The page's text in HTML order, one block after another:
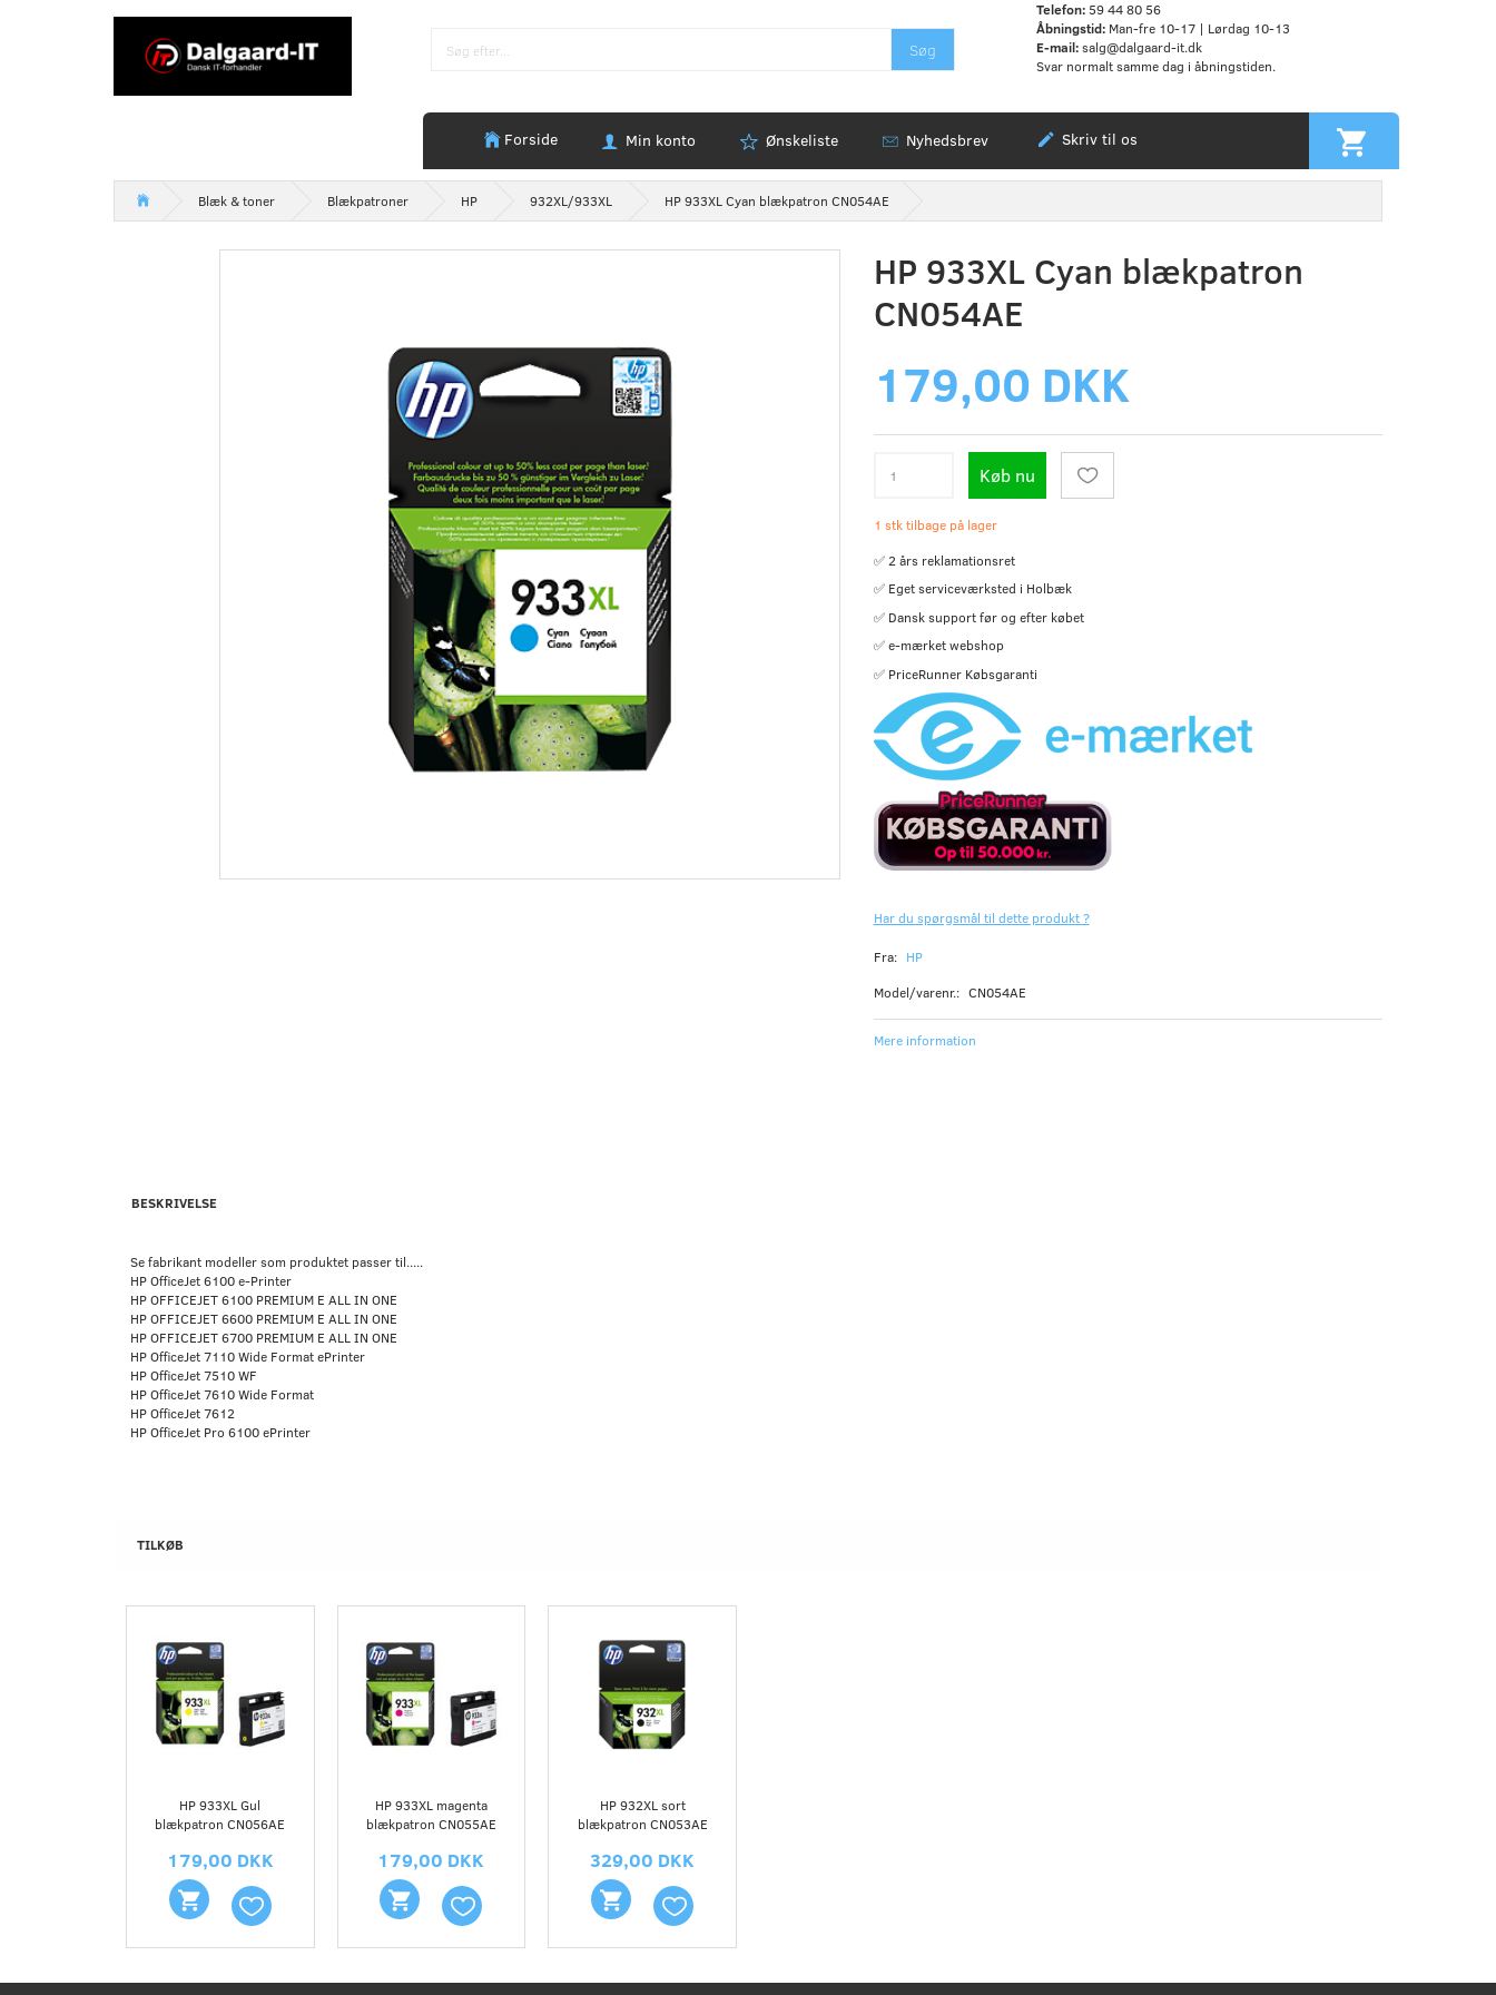
Søg
Telefon: 59 44 80 56
Åbningstid:Man-fre 10-17 | Lørdag 10-13
E-mail: salg@dalgaard-it.dk
Svar normalt samme dag i åbningstiden.
Forside Min konto Ønskeliste Nyhedsbrev Skriv til os
Blæk & toner Blækpatroner HP 932XL/933XL HP 933XL Cyan blækpatron CN054AE
HP 933XL Cyan blækpatron
CN054AE
179,00 DKK
Køb nu
1 stk tilbage på lager
✅ 2 års reklamationsret
✅ Eget serviceværksted i Holbæk
✅ Dansk support før og efter købet
✅ e-mærket webshop
✅ PriceRunner Købsgaranti
Har du spørgsmål til dette produkt ?
Fra: HP
Model/varenr.: CN054AE
Mere information
BESKRIVELSE
Se fabrikant modeller som produktet passer til.....
HP OfficeJet 6100 e-Printer
HP OFFICEJET 6100 PREMIUM E ALL IN ONE
HP OFFICEJET 6600 PREMIUM E ALL IN ONE
HP OFFICEJET 6700 PREMIUM E ALL IN ONE
HP OfficeJet 7110 Wide Format ePrinter
HP OfficeJet 7510 WF
HP OfficeJet 7610 Wide Format
HP OfficeJet 7612
HP OfficeJet Pro 6100 ePrinter
TILKØB
HP 933XL Gul
blækpatron CN056AE
179,00 DKK
HP 933XL magenta
blækpatron CN055AE
179,00 DKK
HP 932XL sort
blækpatron CN053AE
329,00 DKK